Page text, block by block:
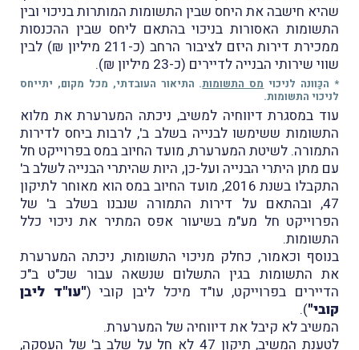
שהיא חישבה את היחס שבין התשומות המותרות בניכוי ובין
התשומות האסורות בניכוי בהתאם ליחס שבין ההכנסות
ממכירת דירות היזם לציבור הרחב (כ-211 מיליון ₪) לבין
שווי שירותי הבנייה לדיירים (כ-23 מיליון ₪).
* הכַּוונה לניכוי מס התשומות. התיאור העובדתי, מכל מקום, יתייחס
לניכוי התשומות.
עוד במסגרת דיווחיה למשיב, ניכתה המערערת את מלוא
התשומות ששימשו לבנייה בשלב ב', לרבות ביחס לדירות
התמורה. לשיטת המערערת, מועד החיוב במס בפרוייקט חל
עם מתן היתרי הבנייה ועל-כן, היות שהיתרי הבנייה לשלב ב'
התקבלו בשנת 2016, מועד החיוב במס הוא מאוחר לתיקון
47, ובהתאם על דירות התמורה שנבנו בשלב ב' של
הפרוייקט חל מע"מ בשיעור אפס המתיר את ניכוי כלל
התשומות.
בנוסף וכאמור, כחלק מניכוי התשומות, ניכתה המערערת
את התשומות בגין התשלום שנשאה עבור שכ"ט ב"כ
הדיירים בפרוייקט, עו"ד מיכל ליבן קובי ("עו"ד ליבן
קובי").
המשיב לא קיבל את דיווחיה של המערערת.
לטענת המשיב, תיקון 47 לא חל על שלב ב' של העִסקה,